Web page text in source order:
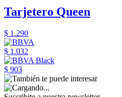
Tarjetero Queen
$ 1.290
$ 1.032
$ 903